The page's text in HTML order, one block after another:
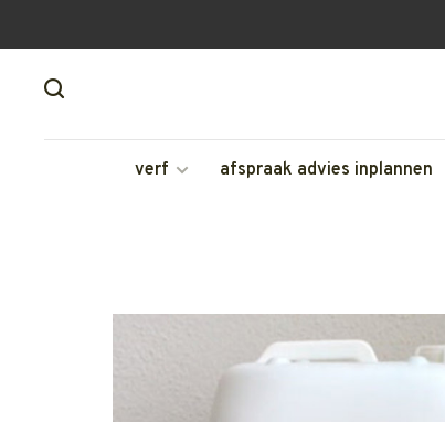
verf afspraak advies inplannen